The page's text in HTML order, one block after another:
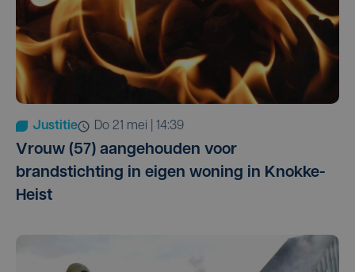
Justitie do 21 mei | 14:39
Vrouw (57) aangehouden voor
brandstichting in eigen woning in Knokke-
Heist